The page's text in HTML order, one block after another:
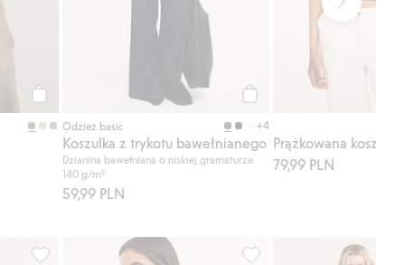
Kup
Odzież basic +4
Koszulka z trykotu bawełnianego
Dzianina bawełniana o niskiej gramaturze
140 g/m²
59,99 PLN
Prążkowana koszulka
79,99 PLN